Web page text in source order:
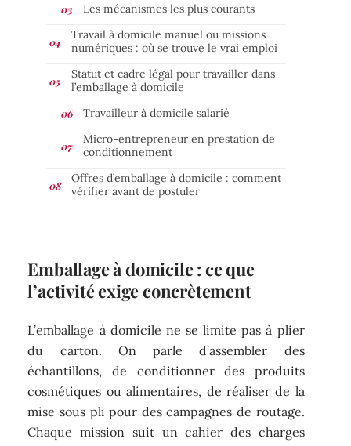
Les mécanismes les plus courants
Travail à domicile manuel ou missions
numériques : où se trouve le vrai emploi
Statut et cadre légal pour travailler dans
l’emballage à domicile
Travailleur à domicile salarié
Micro-entrepreneur en prestation de
conditionnement
Offres d’emballage à domicile : comment
vérifier avant de postuler
Emballage à domicile : ce que
l’activité exige concrètement
L’emballage à domicile ne se limite pas à plier
du carton. On parle d’assembler des
échantillons, de conditionner des produits
cosmétiques ou alimentaires, de réaliser de la
mise sous pli pour des campagnes de routage.
Chaque mission suit un cahier des charges